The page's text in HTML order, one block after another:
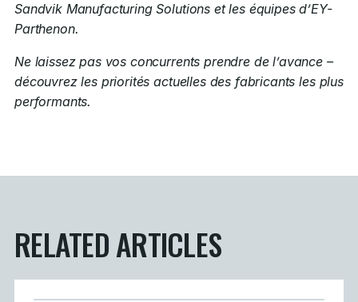
Sandvik Manufacturing Solutions et les équipes d’EY-
Parthenon.
Ne laissez pas vos concurrents prendre de l’avance –
découvrez les priorités actuelles des fabricants les plus
performants.
RELATED ARTICLES